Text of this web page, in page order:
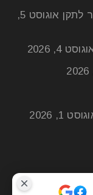
לתקן
אוגוסט 5,
4, 2026
1, 2026